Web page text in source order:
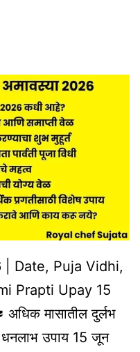
| Date, Puja Vidhi,
Prapti Upay 15
मासातील दुर्लभ
धनलाभ उपाय 15 जून